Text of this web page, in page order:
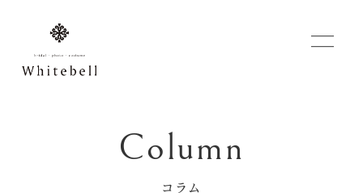
WEBでご予約
コラム